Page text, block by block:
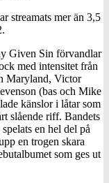
streamats mer än 3,5
Given Sin förvandlar
med intensitet från
Maryland, Victor
(bas och Mike
känslor i låtar som
slående riff. Bandets
en hel del på
en trogen skara
som ges ut